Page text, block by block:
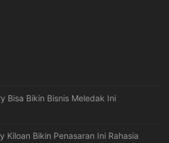
Bisa Bikin Bisnis Meledak Ini
Kiloan Bikin Penasaran Ini Rahasia